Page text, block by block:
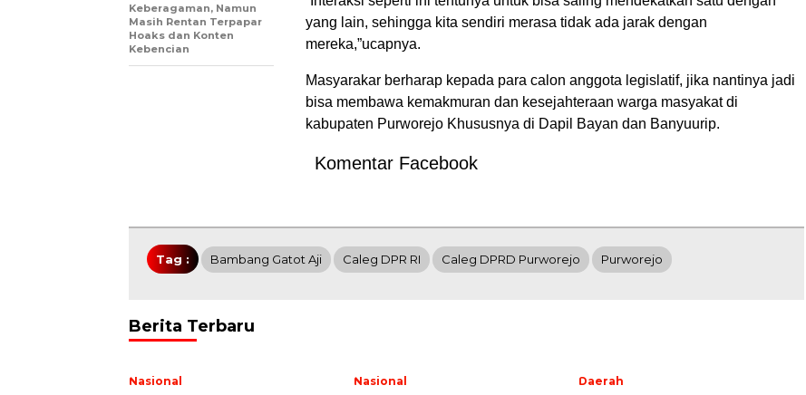
yang lain, sehingga kita sendiri merasa tidak ada jarak dengan
mereka,”ucapnya.
Masyarakar berharap kepada para calon anggota legislatif, jika nantinya jadi
bisa membawa kemakmuran dan kesejahteraan warga masyakat di
kabupaten Purworejo Khususnya di Dapil Bayan dan Banyuurip.
Komentar Facebook
Keberagaman, Namun
Masih Rentan Terpapar
Hoaks dan Konten
Kebencian
Tag : Bambang Gatot Aji Caleg DPR RI Caleg DPRD Purworejo Purworejo
Berita Terbaru
Nasional Nasional Daerah